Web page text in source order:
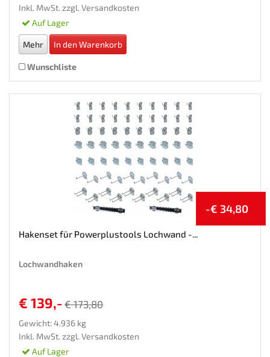
Inkl. MwSt. zzgl. Versandkosten
Auf Lager
Mehr In den Warenkorb
Wunschliste
-€ 34,80
Hakenset für Powerplustools Lochwand -...
Lochwandhaken
€ 139,- € 173,80
Gewicht: 4.936 kg
Inkl. MwSt. zzgl. Versandkosten
Auf Lager